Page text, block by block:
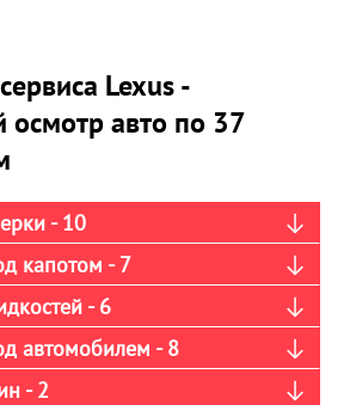
Lexus -
осмотр авто по 37
- 10
капотом - 7
- 6
автомобилем - 8
- 2